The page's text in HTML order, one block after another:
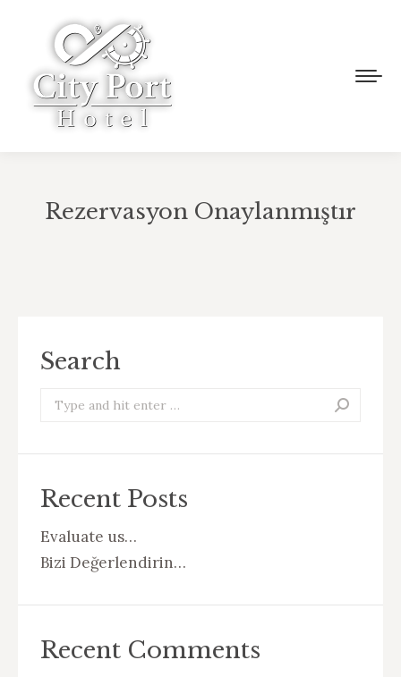
Rezervasyon Onaylanmıştır
Search
Search:
Recent Posts
Evaluate us…
Bizi Değerlendirin…
Recent Comments